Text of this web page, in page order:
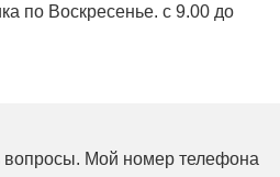
по Воскресенье. с 9.00 до
вопросы. Мой номер телефона